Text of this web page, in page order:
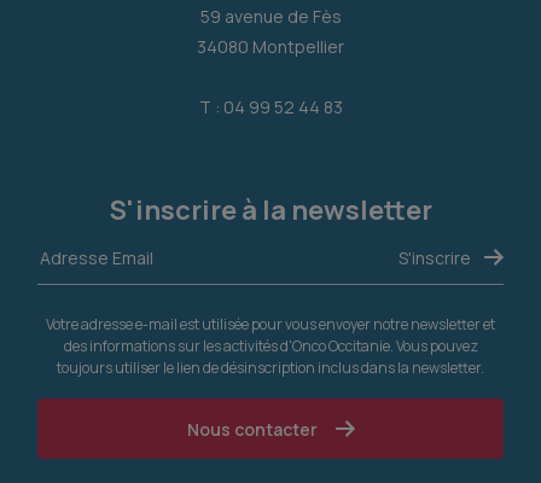
59 avenue de Fès
34080 Montpellier
T : 04 99 52 44 83
S'inscrire à la newsletter
Votre adresse e-mail est utilisée pour vous envoyer notre newsletter et
des informations sur les activités d'Onco Occitanie. Vous pouvez
toujours utiliser le lien de désinscription inclus dans la newsletter.
Nous contacter